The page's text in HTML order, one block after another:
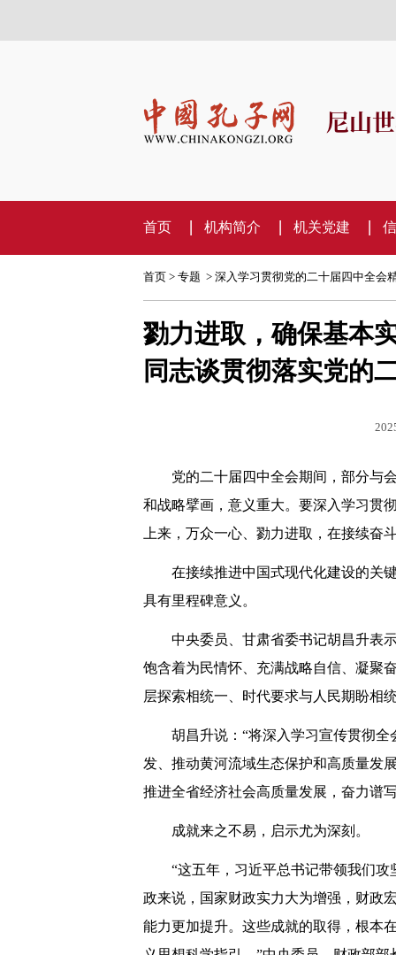
尼山
首页 机构简介 机关党建
首页> 专题 > 深入学习贯彻党的二十届四中全会
勠力进取，确保基本
同志谈贯彻落实党的
党的二十届四中全会期间，部分与
和战略擘画，意义重大。要深入学习贯
上来，万众一心、勠力进取，在接续奋
在接续推进中国式现代化建设的关
具有里程碑意义。
中央委员、甘肃省委书记胡昌升表
饱含着为民情怀、充满战略自信、凝聚
层探索相统一、时代要求与人民期盼相
胡昌升说：“将深入学习宣传贯彻
发、推动黄河流域生态保护和高质量发
推进全省经济社会高质量发展，奋力谱
成就来之不易，启示尤为深刻。
“这五年，习近平总书记带领我们
政来说，国家财政实力大为增强，财政
能力更加提升。这些成就的取得，根本